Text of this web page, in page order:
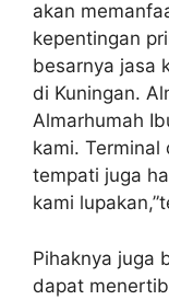
akan
kepentingan
besarnya jasa
di Kuningan.
Almarhumah
kami. Terminal
tempati juga
kami
Pihaknya juga
dapat